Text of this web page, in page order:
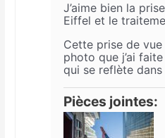
J’aime bien la
Eiffel et le
Cette prise de
photo que j’ai
qui se reflète
Pièces jointes: